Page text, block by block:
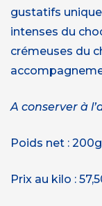
gustatifs
intenses du
crémeuses du
A conserver à
Poids net : 200g
Prix au kilo :